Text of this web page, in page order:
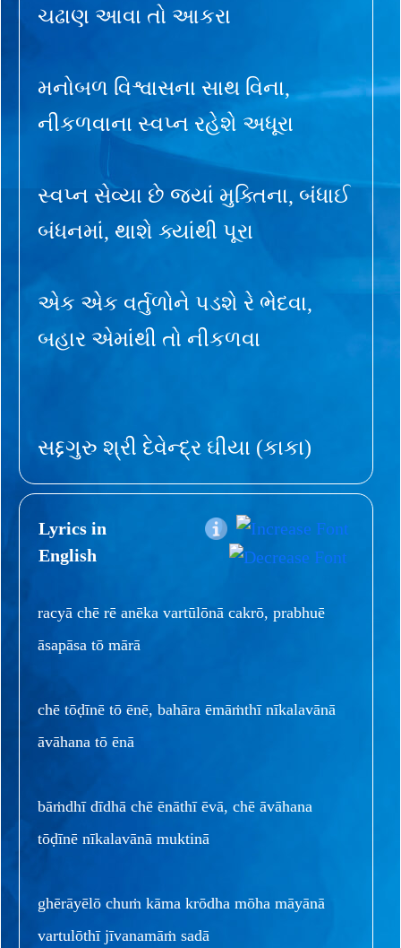
ચઢાણ આવા તો આકરા
મનોબળ વિશ્વાસના સાથ વિના,
નીકળવાના સ્વપ્ન રહેશે અધૂરા
સ્વપ્ન સેવ્યા છે જ્યાં મુક્તિના, બંધાઈ
બંધનમાં, થાશે ક્યાંથી પૂરા
એક એક વર્તુળોને પડશે રે ભેદવા,
બહાર એમાંથી તો નીકળવા
સદ્દગુરુ શ્રી દેવેન્દ્ર ઘીયા (કાકા)
Lyrics in
English
racyā chē rē anēka vartūlōnā cakrō, prabhuē
āsapāsa tō mārā
chē tōḍīnē tō ēnē, bahāra ēmāṁthī nīkalavānā
āvāhana tō ēnā
bāṁdhī dīdhā chē ēnāthī ēvā, chē āvāhana
tōḍīnē nīkalavānā muktinā
ghērāyēlō chuṁ kāma krōdha mōha māyānā
vartulōthī jīvanamāṁ sadā